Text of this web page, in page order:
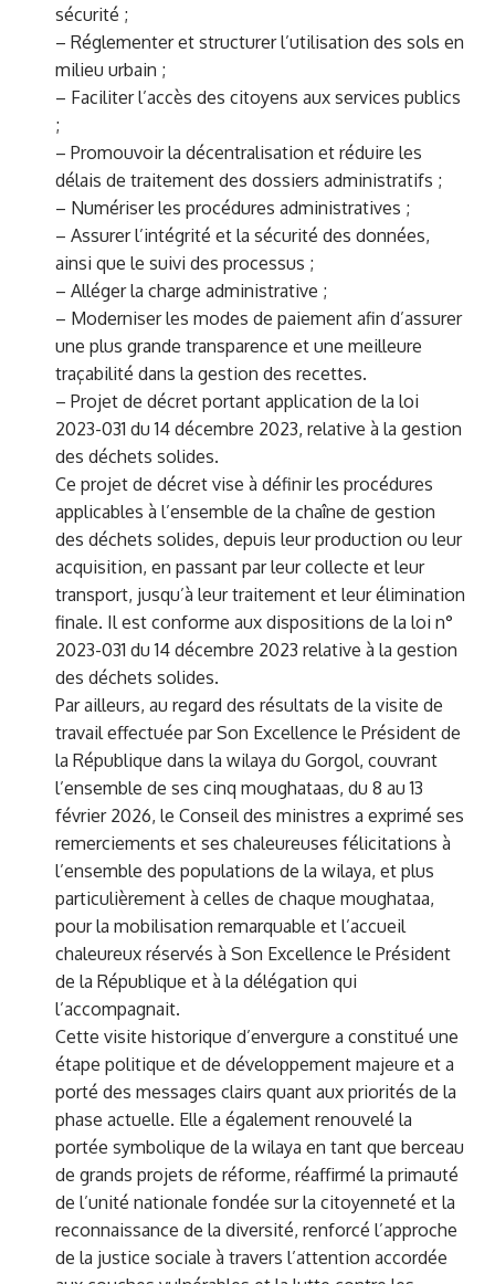
sécurité ;
– Réglementer et structurer l’utilisation des sols en
milieu urbain ;
– Faciliter l’accès des citoyens aux services publics
;
– Promouvoir la décentralisation et réduire les
délais de traitement des dossiers administratifs ;
– Numériser les procédures administratives ;
– Assurer l’intégrité et la sécurité des données,
ainsi que le suivi des processus ;
– Alléger la charge administrative ;
– Moderniser les modes de paiement afin d’assurer
une plus grande transparence et une meilleure
traçabilité dans la gestion des recettes.
– Projet de décret portant application de la loi
2023-031 du 14 décembre 2023, relative à la gestion
des déchets solides.
Ce projet de décret vise à définir les procédures
applicables à l’ensemble de la chaîne de gestion
des déchets solides, depuis leur production ou leur
acquisition, en passant par leur collecte et leur
transport, jusqu’à leur traitement et leur élimination
finale. Il est conforme aux dispositions de la loi n°
2023-031 du 14 décembre 2023 relative à la gestion
des déchets solides.
Par ailleurs, au regard des résultats de la visite de
travail effectuée par Son Excellence le Président de
la République dans la wilaya du Gorgol, couvrant
l’ensemble de ses cinq moughataas, du 8 au 13
février 2026, le Conseil des ministres a exprimé ses
remerciements et ses chaleureuses félicitations à
l’ensemble des populations de la wilaya, et plus
particulièrement à celles de chaque moughataa,
pour la mobilisation remarquable et l’accueil
chaleureux réservés à Son Excellence le Président
de la République et à la délégation qui
l’accompagnait.
Cette visite historique d’envergure a constitué une
étape politique et de développement majeure et a
porté des messages clairs quant aux priorités de la
phase actuelle. Elle a également renouvelé la
portée symbolique de la wilaya en tant que berceau
de grands projets de réforme, réaffirmé la primauté
de l’unité nationale fondée sur la citoyenneté et la
reconnaissance de la diversité, renforcé l’approche
de la justice sociale à travers l’attention accordée